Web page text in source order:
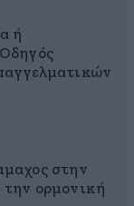
ή
στην
ορμονική